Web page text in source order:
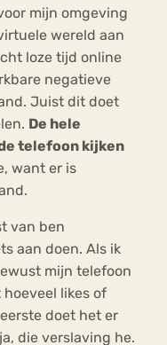
mijn omgeving
wereld aan
loze tijd online
negatieve
Juist dit doet
De hele
telefoon kijken
want er is
van ben
aan doen. Als ik
mijn telefoon
likes of
doet het er
die verslaving he.